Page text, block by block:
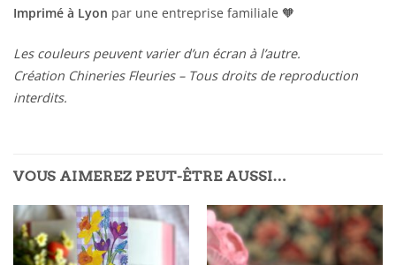
Imprimé à Lyon par une entreprise familiale 🧡
Les couleurs peuvent varier d’un écran à l’autre.
Création Chineries Fleuries – Tous droits de reproduction
interdits.
VOUS AIMEREZ PEUT-ÊTRE AUSSI…